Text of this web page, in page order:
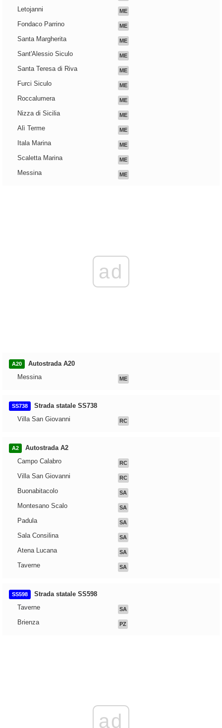
Letojanni ME
Fondaco Parrino ME
Santa Margherita ME
Sant'Alessio Siculo ME
Santa Teresa di Riva ME
Furci Siculo ME
Roccalumera ME
Nizza di Sicilia ME
Alì Terme ME
Itala Marina ME
Scaletta Marina ME
Messina ME
ad
A20
Autostrada A20
Messina
ME
SS738
Strada statale SS738
Villa San Giovanni
RC
A2
Autostrada A2
Campo Calabro
RC
Villa San Giovanni RC
Buonabitacolo SA
Montesano Scalo SA
Padula SA
Sala Consilina SA
Atena Lucana SA
Taverne SA
SS598
Strada statale SS598
Taverne
SA
Brienza PZ
ad